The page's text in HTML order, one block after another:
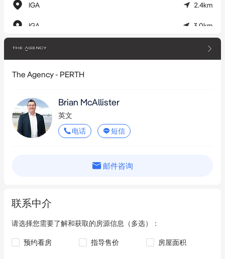
无论您寻求安全私人物储空间、设备寄存基地，还是兼具卓越通
达性的高品质设施，这个35平方米的单元都是该区域内极具优势
的选择。
• 35平方米储物单元
• 24小时全天候通行
• 室内挑高空间
• 后部增设储物空间
• 现代混凝土倾斜板结构
• 园区内优势区位单元
IGA 2.4km
IGA 3.0km
Daebak Mart 3.1km
Swansea Street Markets
Woolworths
Woolworths
The Agency - PERTH
Brian McAllister
英文
电话
短信
邮件咨询
联系中介
请选择您需要了解和获取的房源信息（多选）：
预约看房 指导售价 房屋面积